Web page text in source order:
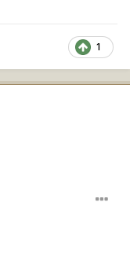
1